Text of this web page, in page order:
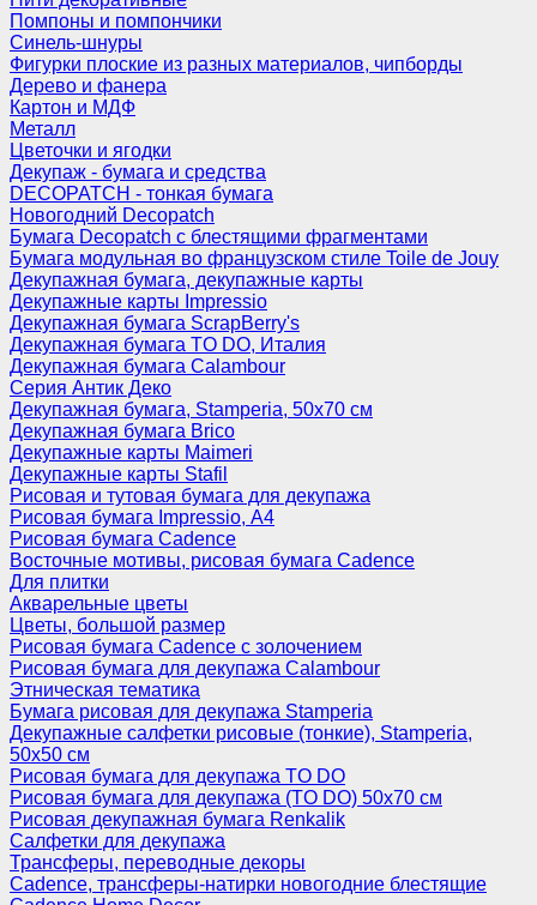
Помпоны и помпончики
Синель-шнуры
Фигурки плоские из разных материалов, чипборды
Дерево и фанера
Картон и МДФ
Металл
Цветочки и ягодки
Декупаж - бумага и средства
DECOPATCH - тонкая бумага
Новогодний Decopatch
Бумага Decopatch с блестящими фрагментами
Бумага модульная во французском стиле Toile de Jouy
Декупажная бумага, декупажные карты
Декупажные карты Impressio
Декупажная бумага ScrapBerry's
Декупажная бумага TO DO, Италия
Декупажная бумага Calambour
Серия Антик Деко
Декупажная бумага, Stamperia, 50х70 см
Декупажная бумага Brico
Декупажные карты Maimeri
Декупажные карты Stafil
Рисовая и тутовая бумага для декупажа
Рисовая бумага Impressio, А4
Рисовая бумага Cadence
Восточные мотивы, рисовая бумага Cadence
Для плитки
Акварельные цветы
Цветы, большой размер
Рисовая бумага Cadence c золочением
Рисовая бумага для декупажа Calambour
Этническая тематика
Бумага рисовая для декупажа Stamperia
Декупажные салфетки рисовые (тонкие), Stamperia,
50х50 см
Рисовая бумага для декупажа TO DO
Рисовая бумага для декупажа (TO DO) 50х70 см
Рисовая декупажная бумага Renkalik
Салфетки для декупажа
Трансферы, переводные декоры
Cadence, трансферы-натирки новогодние блестящие